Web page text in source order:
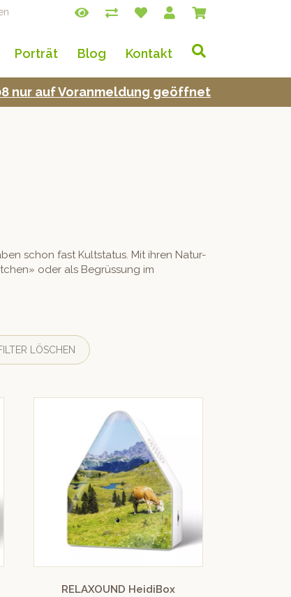
Porträt Blog Kontakt
nur auf Voran­mel­dung geöffnet
schon fast Kult­sta­tus. Mit ihren Natur-
oder als Begrüs­sung im
LÖSCHEN
RELAXOUND HeidiBox